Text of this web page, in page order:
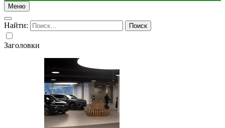
Меню
Найти:
Заголовки